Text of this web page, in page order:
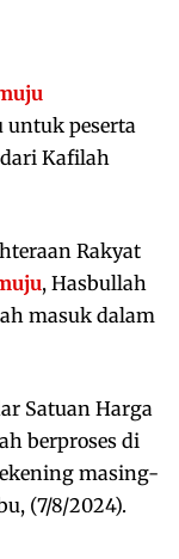
untuk peserta
Kafilah
Rakyat
, Hasbullah
masuk dalam
Satuan Harga
berproses di
masing-
(7/8/2024).